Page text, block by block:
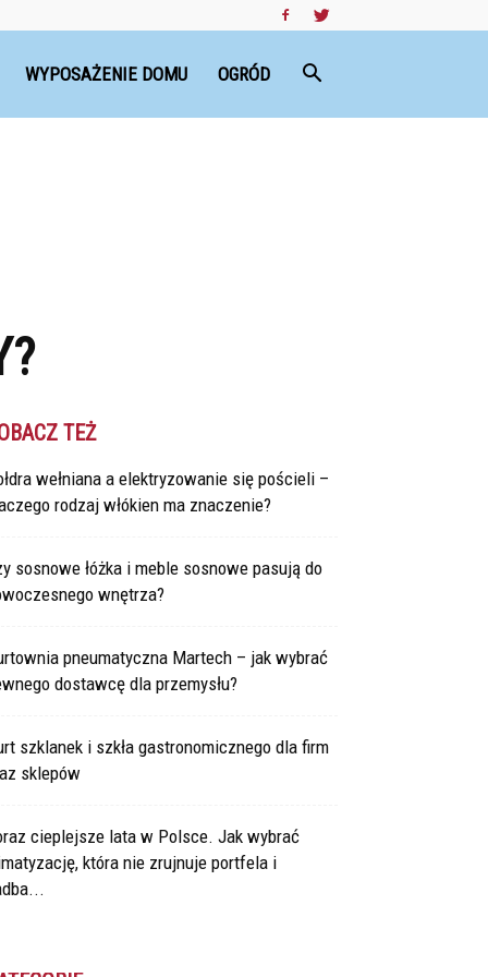
WYPOSAŻENIE DOMU OGRÓD
TEŻ
wełniana a elektryzowanie się pościeli –
rodzaj włókien ma znaczenie?
sosnowe łóżka i meble sosnowe pasują do
wnętrza?
pneumatyczna Martech – jak wybrać
dostawcę dla przemysłu?
szklanek i szkła gastronomicznego dla firm
sklepów
cieplejsze lata w Polsce. Jak wybrać
która nie zrujnuje portfela i